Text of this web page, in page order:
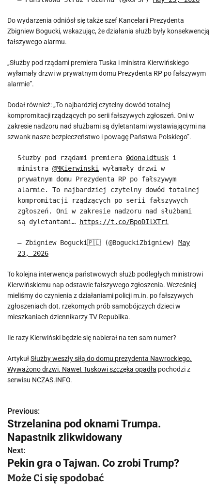
Do wydarzenia odniósł się także szef Kancelarii Prezydenta
Zbigniew Bogucki, wskazując, że działania służb były konsekwencją
fałszywego alarmu.
„Służby pod rządami premiera Tuska i ministra Kierwińskiego
wyłamały drzwi w prywatnym domu Prezydenta RP po fałszywym
alarmie”.
Dodał również: „To najbardziej czytelny dowód totalnej
kompromitacji rządzących po serii fałszywych zgłoszeń. Oni w
zakresie nadzoru nad służbami są dyletantami wystawiającymi na
szwank nasze bezpieczeństwo i powagę Państwa Polskiego”.
Służby pod rządami premiera @donaldtusk i
ministra @MKierwinski
wyłamały drzwi w
prywatnym domu Prezydenta RP po fałszywym
alarmie. To najbardziej czytelny dowód totalnej
kompromitacji rządzących po serii fałszywych
zgłoszeń. Oni w zakresie nadzoru nad służbami
są dyletantami…
https://t.co/BpoDIlXTri
— Zbigniew Bogucki🇵🇱 (@BoguckiZbigniew) May
23, 2026
To kolejna interwencja państwowych służb podległych ministrowi
Kierwińskiemu nap odstawie fałszywego zgłoszenia. Wcześniej
mieliśmy do czynienia z działaniami policji m.in. po fałszywych
zgłoszeniach dot. rzekomych prób samobójczych dzieci w
mieszkaniach dziennikarzy TV Republika.
Ile razy Kierwiński będzie się nabierał na ten sam numer?
ArtykułSłużby weszły siłą do domu prezydenta Nawrockiego.
Wyważono drzwi. Nawet Tuskowi szczęka opadła pochodzi z
serwisu NCZAS.INFO.
N
a
w
i
Previous:
Strzelanina pod oknami Trumpa.
Napastnik zlikwidowany
Next:
Pekin gra o Tajwan. Co zrobi Trump?
Może Ci się spodobać